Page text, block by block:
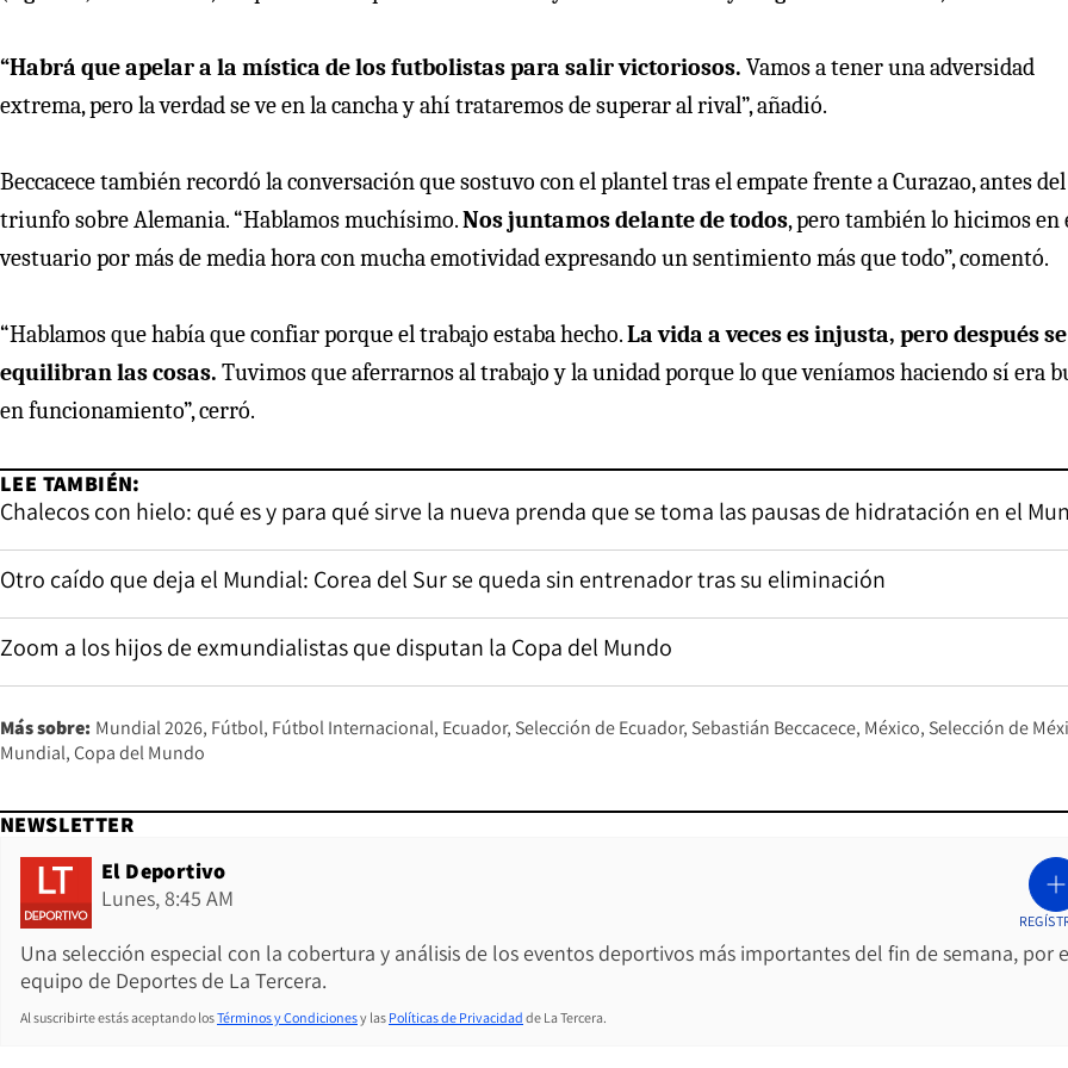
“Habrá que apelar a la mística de los futbolistas para salir victoriosos. Vamos a tener una adversidad
extrema, pero la verdad se ve en la cancha y ahí trataremos de superar al rival”, añadió.
Beccacece también recordó la conversación que sostuvo con el plantel tras el empate frente a Curazao, antes del
triunfo sobre Alemania. “Hablamos muchísimo.Nos juntamos delante de todos, pero también lo hicimos en
vestuario por más de media hora con mucha emotividad expresando un sentimiento más que todo”, comentó.
“Hablamos que había que confiar porque el trabajo estaba hecho.La vida a veces es injusta, pero después se
equilibran las cosas. Tuvimos que aferrarnos al trabajo y la unidad porque lo que veníamos haciendo sí era
en funcionamiento”, cerró.
LEE TAMBIÉN:
Chalecos con hielo: qué es y para qué sirve la nueva prenda que se toma las pausas de hidratación en el
Otro caído que deja el Mundial: Corea del Sur se queda sin entrenador tras su eliminación
Zoom a los hijos de exmundialistas que disputan la Copa del Mundo
Más sobre: Mundial 2026 Fútbol Fútbol Internacional Ecuador Selección de Ecuador Sebastián Beccacece México Selección de
Mundial Copa del Mundo
NEWSLETTER
El Deportivo
Lunes, 8:45 AM
Una selección especial con la cobertura y análisis de los eventos deportivos más importantes del fin de semana, por
equipo de Deportes de La Tercera.
Al suscribirte estás aceptando losTérminos y Condicionesy las Políticas de Privacidad de La Tercera.